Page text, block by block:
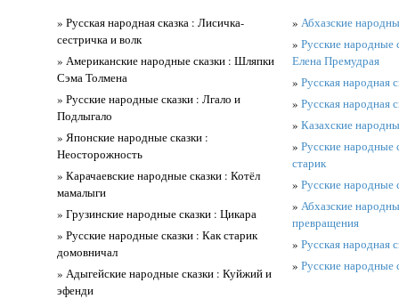
» Русская народная сказка : Лисичка-
сестричка и волк
» Американские народные сказки : Шляпки
Сэма Толмена
» Русские народные сказки : Лгало и
Подлыгало
» Японские народные сказки :
Неосторожность
» Карачаевские народные сказки : Котёл
мамалыги
» Грузинские народные сказки : Цикара
» Русские народные сказки : Как старик
домовничал
» Адыгейские народные сказки : Куйжий и
эфенди
» Абхазские
» Русские народные
Елена Премудрая
» Русская народная
» Русская народная
» Казахские
» Русские народные
старик
» Русские народные
» Абхазские
превращения
» Русская народная
» Русские народные